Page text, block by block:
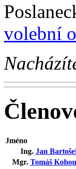
volební
Jméno
Ing. Jan
Mgr. Tomáš